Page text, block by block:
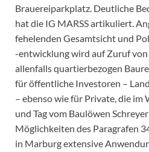
Brauereiparkplatz. Deutliche
hat die IG MARSS artikuliert.
fehelenden Gesamtsicht und
-entwicklung wird auf Zuruf
allenfalls quartierbezogen
für öffentliche Investoren –
– ebenso wie für Private, die im
und Tag vom Baulöwen
Möglichkeiten des Paragrafen
in Marburg extensive